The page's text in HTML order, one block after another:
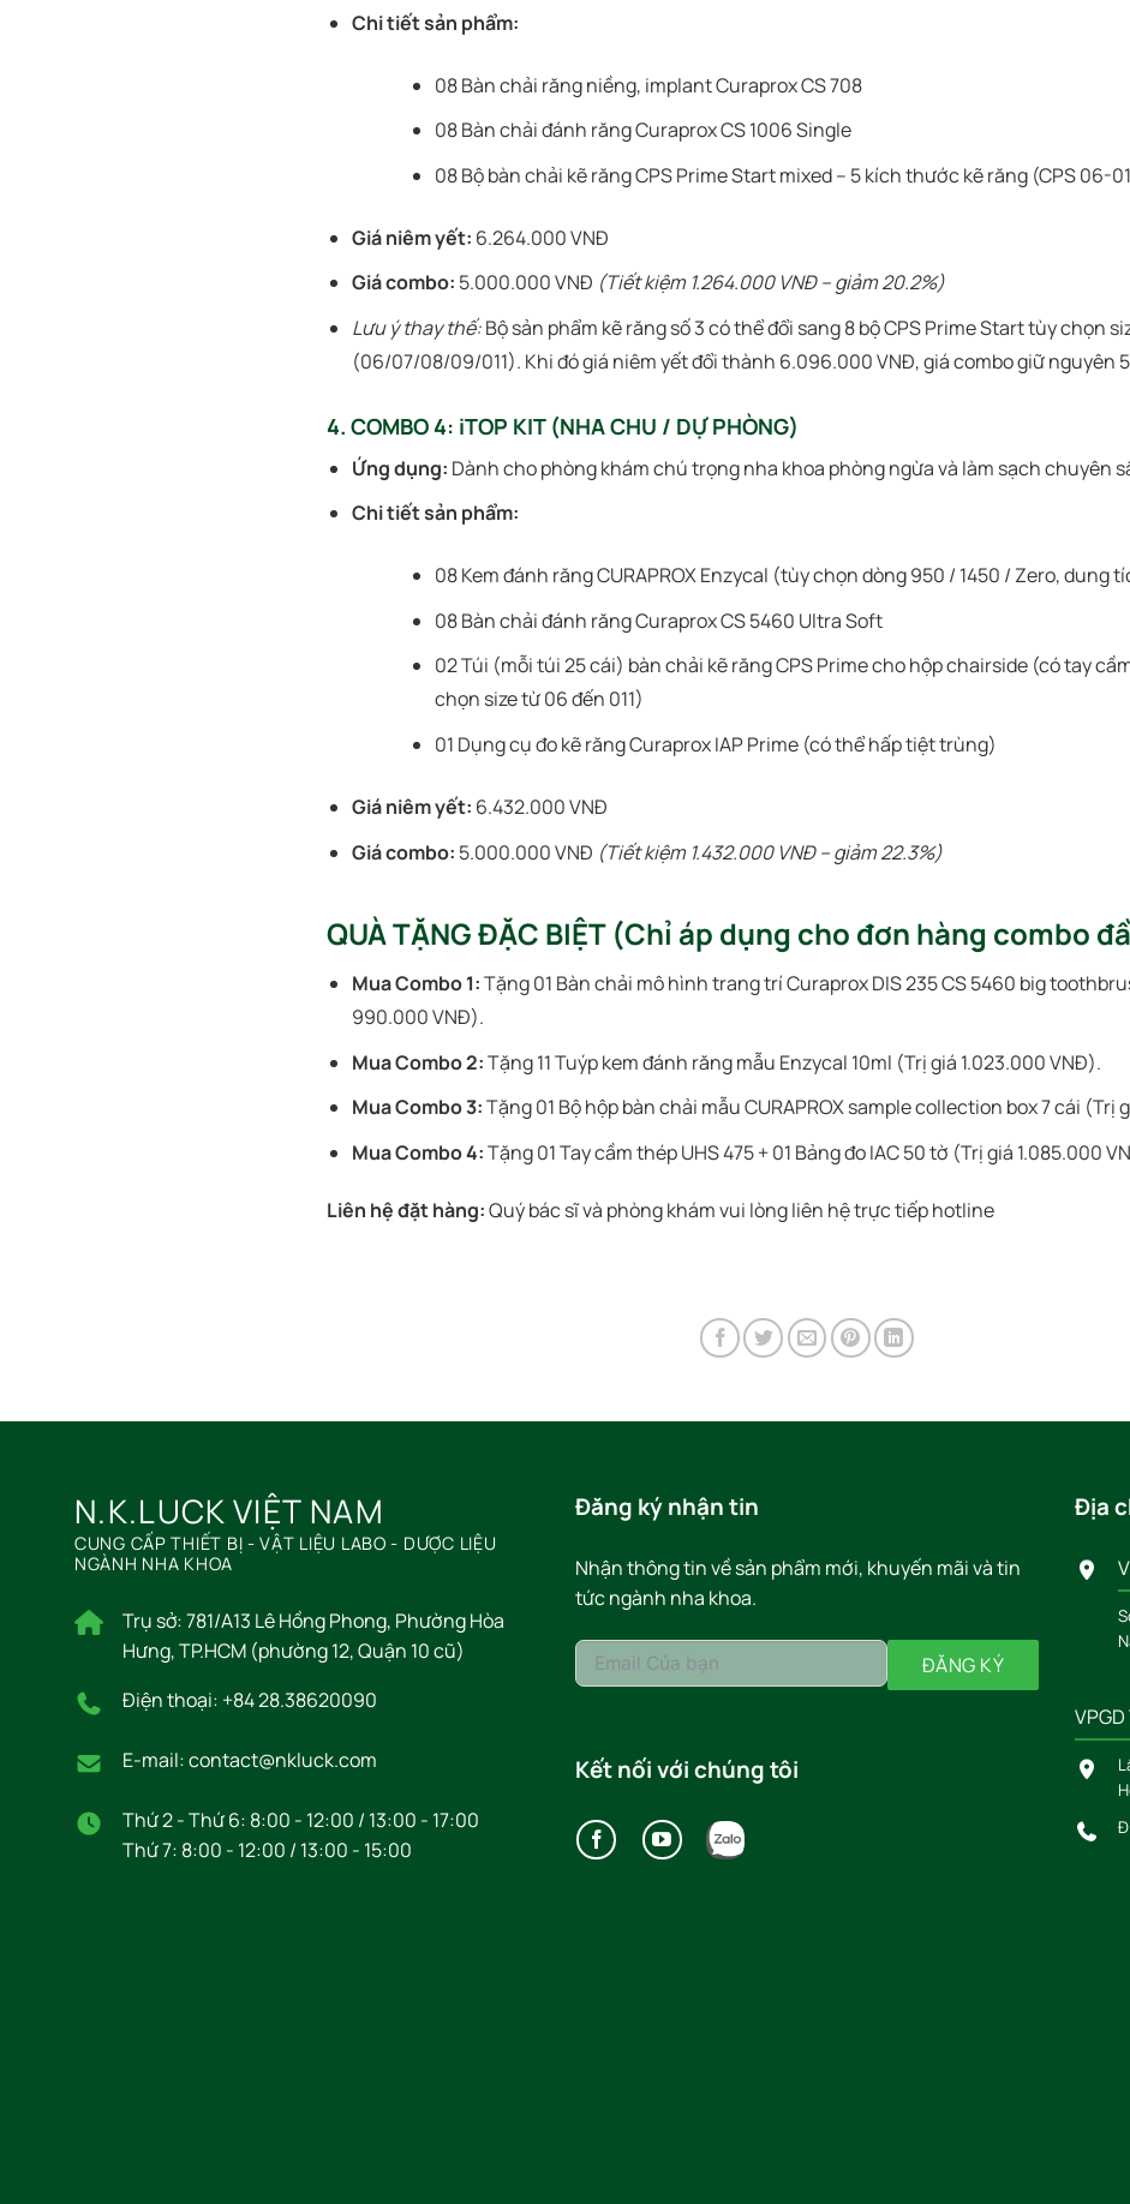
Chi tiết sản phẩm:
08 Bàn chải răng niềng, implant Curaprox CS 708
08 Bàn chải đánh răng Curaprox CS 1006 Single
08 Bộ bàn chải kẽ răng CPS Prime Start mixed – 5 kích thước kẽ răng (CPS 06-
Giá niêm yết: 6.264.000 VNĐ
Giá combo: 5.000.000 VNĐ (Tiết kiệm 1.264.000 VNĐ – giảm 20.2%)
Lưu ý thay thế:Bộ sản phẩm kẽ răng số 3 có thể đổi sang 8 bộ CPS Prime Start tùy chọn
(06/07/08/09/011). Khi đó giá niêm yết đổi thành 6.096.000 VNĐ, giá combo giữ nguyên
4. COMBO 4: iTOP KIT (NHA CHU / DỰ PHÒNG)
Ứng dụng: Dành cho phòng khám chú trọng nha khoa phòng ngừa và làm sạch chuyên
Chi tiết sản phẩm:
08 Kem đánh răng CURAPROX Enzycal (tùy chọn dòng 950 / 1450 / Zero, dung
08 Bàn chải đánh răng Curaprox CS 5460 Ultra Soft
02 Túi (mỗi túi 25 cái) bàn chải kẽ răng CPS Prime cho hộp chairside (có tay
chọn size từ 06 đến 011)
01 Dụng cụ đo kẽ răng Curaprox IAP Prime (có thể hấp tiệt trùng)
Giá niêm yết: 6.432.000 VNĐ
Giá combo: 5.000.000 VNĐ (Tiết kiệm 1.432.000 VNĐ – giảm 22.3%)
QUÀ TẶNG ĐẶC BIỆT (Chỉ áp dụng cho đơn hàng combo
Mua Combo 1:Tặng 01 Bàn chải mô hình trang trí Curaprox DIS 235 CS 5460 big
990.000 VNĐ).
Mua Combo 2:Tặng 11 Tuýp kem đánh răng mẫu Enzycal 10ml (Trị giá 1.023.000 VNĐ).
Mua Combo 3:Tặng 01 Bộ hộp bàn chải mẫu CURAPROX sample collection box 7 cái (Trị
Mua Combo 4:Tặng 01 Tay cầm thép UHS 475 + 01 Bảng đo IAC 50 tờ (Trị giá 1.085.000
Liên hệ đặt hàng:Quý bác sĩ và phòng khám vui lòng liên hệ trực tiếp hotline
N.K.LUCK VIỆT NAM
CUNG CẤP THIẾT BỊ - VẬT LIỆU LABO - DƯỢC LIỆU
NGÀNH NHA KHOA
Trụ sở: 781/A13 Lê Hồng Phong, Phường Hòa
Hưng, TP.HCM (phường 12, Quận 10 cũ)
Điện thoại: +84 28.38620090
E-mail: contact@nkluck.com
Thứ 2 - Thứ 6: 8:00 - 12:00 / 13:00 - 17:00
Thứ 7: 8:00 - 12:00 / 13:00 - 15:00
Đăng ký nhận tin
Nhận thông tin về sản phẩm mới, khuyến mãi và tin
tức ngành nha khoa.
ĐĂNG KÝ
Kết nối với chúng tôi
Địa
VPGD